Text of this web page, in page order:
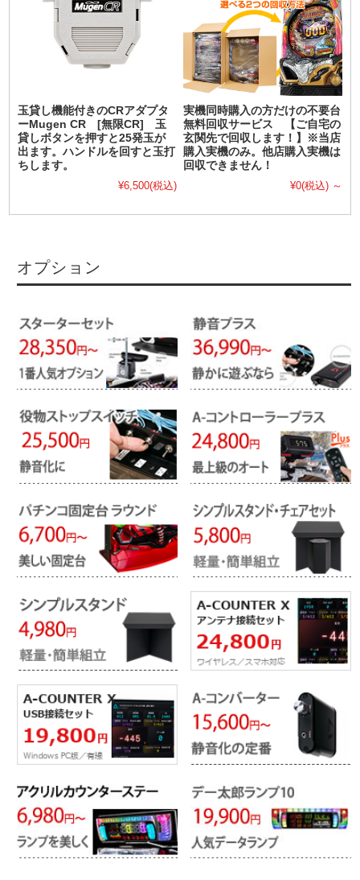
玉貸し機能付きのCRアダプタ
ーMugen CR [無限CR] 玉
貸しボタンを押すと25発玉が
出ます。ハンドルを回すと玉打
ちします。
¥6,500(税込)
実機同時購入の方だけの不要台
無料回収サービス 【ご自宅の
玄関先で回収します！】※当店
購入実機のみ。他店購入実機は
回収できません！
¥0(税込) ～
オプション